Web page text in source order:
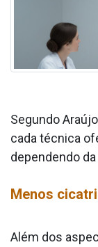
Segundo
cada técnica
dependendo
Menos
Além dos